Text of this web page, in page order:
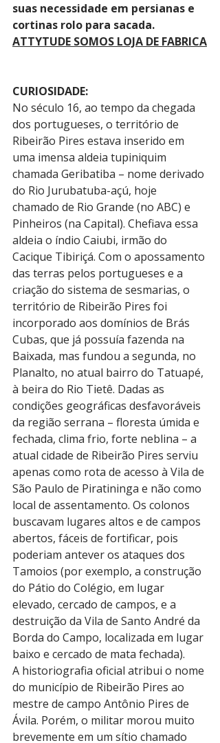
suas necessidade em persianas e
cortinas rolo para sacada.
ATTYTUDE SOMOS LOJA DE FABRICA
CURIOSIDADE:
No século 16, ao tempo da chegada
dos portugueses, o território de
Ribeirão Pires estava inserido em
uma imensa aldeia tupiniquim
chamada Geribatiba – nome derivado
do Rio Jurubatuba-açú, hoje
chamado de Rio Grande (no ABC) e
Pinheiros (na Capital). Chefiava essa
aldeia o índio Caiubi, irmão do
Cacique Tibiriçá. Com o apossamento
das terras pelos portugueses e a
criação do sistema de sesmarias, o
território de Ribeirão Pires foi
incorporado aos domínios de Brás
Cubas, que já possuía fazenda na
Baixada, mas fundou a segunda, no
Planalto, no atual bairro do Tatuapé,
à beira do Rio Tietê. Dadas as
condições geográficas desfavoráveis
da região serrana – floresta úmida e
fechada, clima frio, forte neblina – a
atual cidade de Ribeirão Pires serviu
apenas como rota de acesso à Vila de
São Paulo de Piratininga e não como
local de assentamento. Os colonos
buscavam lugares altos e de campos
abertos, fáceis de fortificar, pois
poderiam antever os ataques dos
Tamoios (por exemplo, a construção
do Pátio do Colégio, em lugar
elevado, cercado de campos, e a
destruição da Vila de Santo André da
Borda do Campo, localizada em lugar
baixo e cercado de mata fechada).
A historiografia oficial atribui o nome
do município de Ribeirão Pires ao
mestre de campo Antônio Pires de
Ávila. Porém, o militar morou muito
brevemente em um sítio chamado